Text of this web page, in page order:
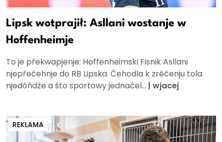
Lipsk wotprajił: Asllani wostanje w
Hoffenheimje
To je překwapjenje: Hoffenheimski Fisnik Asllani
njepřećehnje do RB Lipska. Čehodla k zrěčenju tola
njedóńdźe a što sportowy jednaćel... | wjacej
REKLAMA